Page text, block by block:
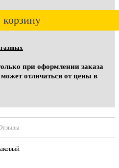
при оформлении заказа
отличаться от цены в